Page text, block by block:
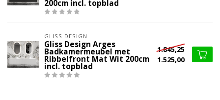
200cm incl. topblad
GLISS DESIGN
Gliss Design Arges
Badkamermeubel met
Ribbelfront Mat Wit 200cm
incl. topblad
1.845,25
1.525,00